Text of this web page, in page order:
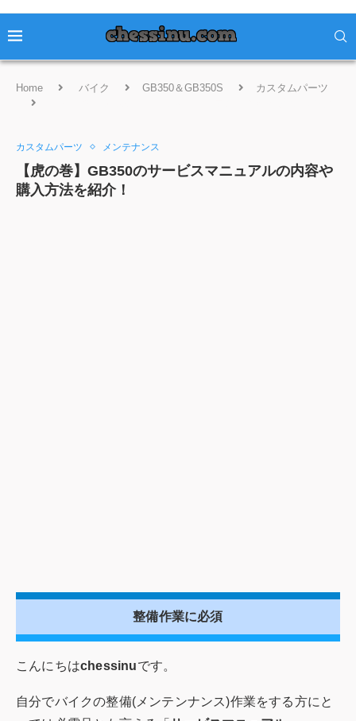
Home バイク GB350＆GB350S
カスタムパーツ
カスタムパーツ メンテナンス
【虎の巻】GB350のサービスマニュアルの内容や
購入方法を紹介！
整備作業に必須
こんにちはchessinuです。
自分でバイクの整備(メンテンナンス)作業をする方にと